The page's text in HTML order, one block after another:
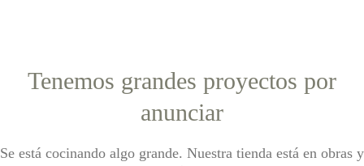
Tenemos grandes proyectos por
anunciar
Se está cocinando algo grande. Nuestra tienda está en obras y